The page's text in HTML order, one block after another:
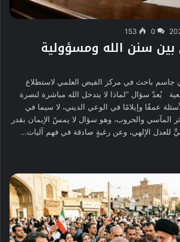
0
153
بين سنن الله ومسؤولية
باحث في مركز الفيض العلمي لاستطلاع
يُعدّ سؤال “لماذا لا يتدخل الله مباشرة لنصرة
عمقًا وإيلامًا في الوعي الديني، لا سيما في
المآسي والحروب، وهو سؤال لا يمسّ الإيمان بقدر
الإلهي، وعن رغبةٍ صادقة في فهم آليات…